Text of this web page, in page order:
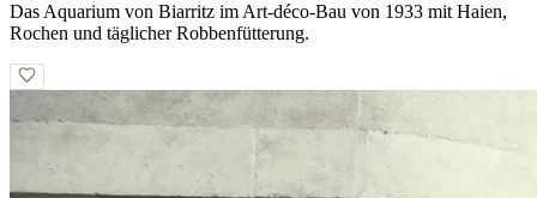
Das Aquarium von Biarritz im Art-déco-Bau von 1933 mit Haien,
Rochen und täglicher Robbenfütterung.